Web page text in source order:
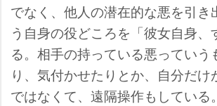
でなく、他人の潜在的な悪を引き
う自身の役どころを「彼女自身、
る。相手の持っている悪っていう
り、気付かせたりとか、自分だけ
ではなくて、遠隔操作もしている